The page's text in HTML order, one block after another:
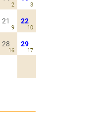
2 3
21
9
22
10
28
16
29
17